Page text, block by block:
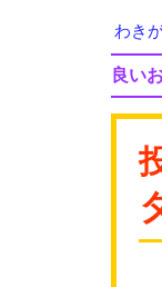
わき
良い